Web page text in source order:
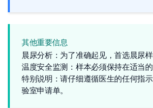
其他重要信息
晨尿分析：为了准确起见，首选晨尿
温度安全监测：样本必须保持在适当
特别说明：请仔细遵循医生的任何指
验室申请单。